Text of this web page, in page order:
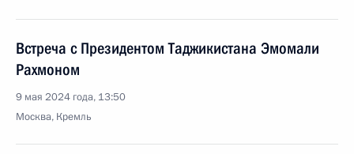
Встреча с Президентом Таджикистана Эмомали
Рахмоном
9 мая 2024 года, 13:50
Москва, Кремль